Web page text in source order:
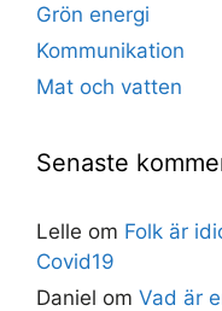
Grön energi
Kommunikation
Mat och vatten
Senaste
Lelle om Folk är
Covid19
Daniel om Vad är